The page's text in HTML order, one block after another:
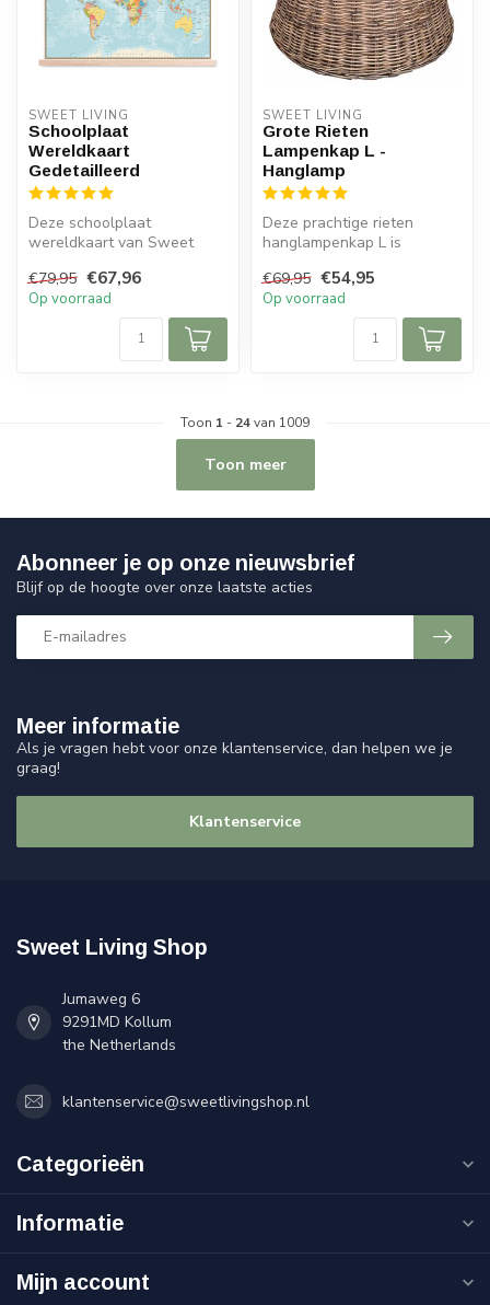
SWEET LIVING
Schoolplaat
Wereldkaart
Gedetailleerd
Deze schoolplaat
wereldkaart van Sweet
canvas en houten la...
€79,95 €67,96
Op voorraad
SWEET LIVING
Grote Rieten
Lampenkap L -
Hanglamp
Deze prachtige rieten
hanglampenkap L is
riet. De l...
€69,95 €54,95
Op voorraad
Toon 1 - 24van 1009
Toon meer
Meer informatie
Als je vragen hebt voor onze klantenservice, dan helpen we je
graag!
Klantenservice
Abonneer je op onze nieuwsbrief
Blijf op de hoogte over onze laatste acties
Sweet Living Shop
Jumaweg 6
9291MD Kollum
the Netherlands
klantenservice@sweetlivingshop.nl
Categorieën
Informatie
Mijn account